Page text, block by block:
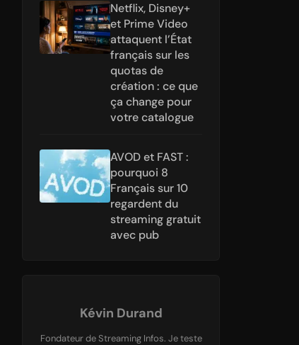
Netflix, Disney+
et Prime Video
attaquent l’État
français sur les
quotas de
création : ce que
ça change pour
votre catalogue
AVOD et FAST :
pourquoi 8
Français sur 10
regardent du
streaming gratuit
avec pub
Kévin Durand
Fondateur de Streaming Infos. Je teste